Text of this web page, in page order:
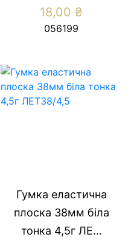
18,00 ₴
056199
Гумка еластична
плоска 38мм біла
тонка 4,5г ЛЕ...